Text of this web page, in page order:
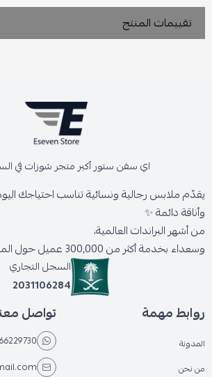
تقييمات المنتج
اي سفن ستور أكبر متجر شوزات في
يقدّم ملابس رجالية ونسائية تناسب احتياجك
وأناقة دائمة ✨
من أشهر البراندات العالمية،
وسعداء بخدمة أكثر من 300,000 عميل حول المملكة.
السجل التجاري
2031106284
روابط مهمة
المدونة
من نحن
تواصل